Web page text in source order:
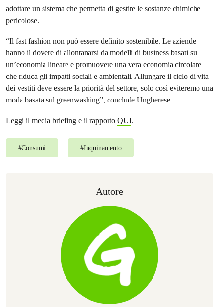
adottare un sistema che permetta di gestire le sostanze chimiche
pericolose.
“Il fast fashion non può essere definito sostenibile. Le aziende
hanno il dovere di allontanarsi da modelli di business basati su
un’economia lineare e promuovere una vera economia circolare
che riduca gli impatti sociali e ambientali. Allungare il ciclo di vita
dei vestiti deve essere la priorità del settore, solo così eviteremo una
moda basata sul greenwashing”, conclude Ungherese.
Leggi il media briefing e il rapporto QUI.
#Consumi #Inquinamento
Autore